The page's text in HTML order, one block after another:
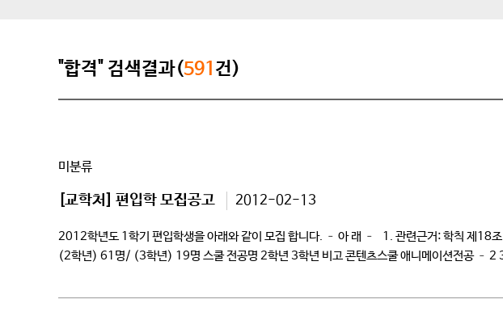
"합격" 검색결과(591 건)
미분류
[교학처] 편입학 모집공고 2012-02-13
2012학년도 1학기 편입학생을 아래와 같이 모집 합니다. – 아 래 – 1. 관련근거: 학칙 제
(2학년) 61명/ (3학년) 19명 스쿨 전공명 2학년 3학년 비고 콘텐츠스쿨 애니메이션전공 –